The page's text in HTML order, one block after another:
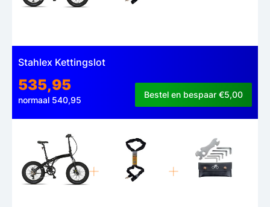
Stahlex Kettingslot
535,95
normaal 540,95
Bestel en bespaar €5,00